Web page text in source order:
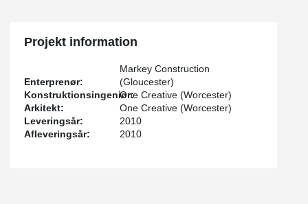
Projekt information
Enterprenør:
Markey Construction
(Gloucester)
Konstruktionsingeniør:One Creative (Worcester)
Arkitekt:
One Creative (Worcester)
Leveringsår:
2010
Afleveringsår:
2010